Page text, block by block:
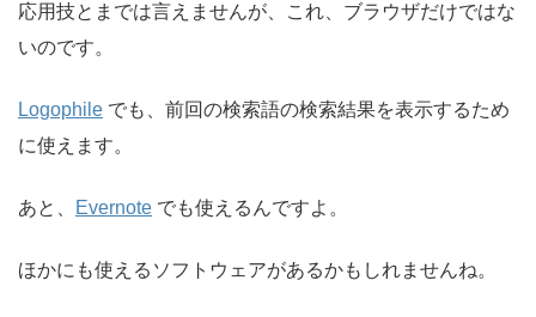
応用技とまでは言えませんが、これ、ブラウザだけではな
いのです。
Logophile でも、前回の検索語の検索結果を表示するため
に使えます。
あと、 Evernote でも使えるんですよ。
ほかにも使えるソフトウェアがあるかもしれませんね。